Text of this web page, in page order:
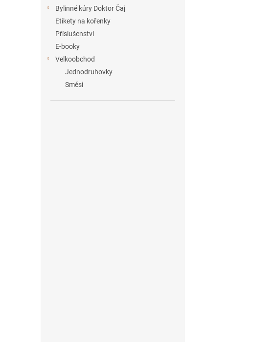
Bylinné kúry Doktor Čaj
Etikety na kořenky
Příslušenství
E-booky
Velkoobchod
Jednodruhovky
Směsi